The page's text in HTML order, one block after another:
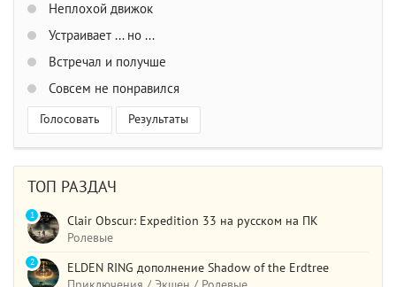
Неплохой движок
Устраивает ... но ...
Встречал и получше
Совсем не понравился
Голосовать Результаты
ТОП РАЗДАЧ
Clair Obscur: Expedition 33 на русском на ПК
Ролевые
1
ELDEN RING дополнение Shadow of the Erdtree
2